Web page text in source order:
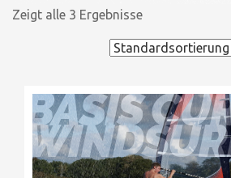
Zeigt alle 3 Ergebnisse
BASIS